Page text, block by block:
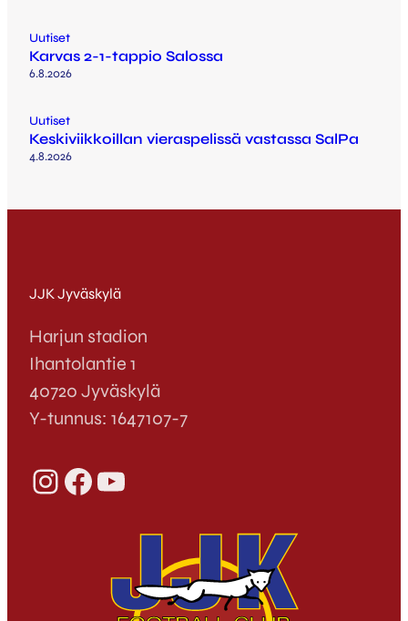
Uutiset
Karvas 2-1-tappio Salossa
6.8.2026
Uutiset
Keskiviikkoillan vieraspelissä vastassa SalPa
4.8.2026
JJK Jyväskylä
Harjun stadion
Ihantolantie 1
40720 Jyväskylä
Y-tunnus: 1647107-7
InstagramFacebook YouTube